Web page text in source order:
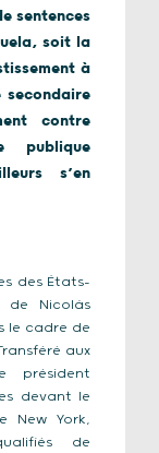
sentences
soit la
à
secondaire
contre
publique
s’en
des États-
de Nicolás
le cadre de
aux
président
devant le
New York,
de